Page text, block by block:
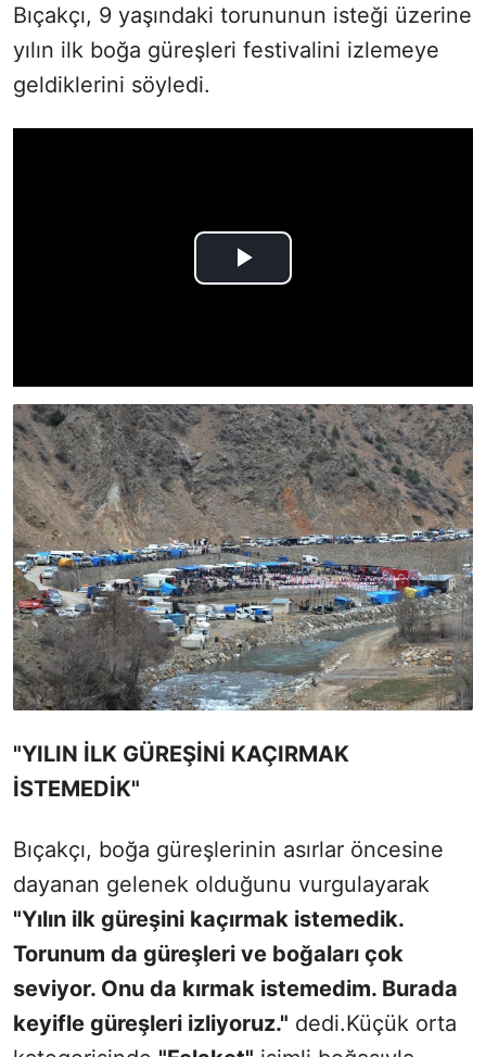
Bıçakçı, 9 yaşındaki torununun isteği üzerine
yılın ilk boğa güreşleri festivalini izlemeye
geldiklerini söyledi.
"YILIN İLK GÜREŞİNİ KAÇIRMAK
İSTEMEDİK"
Bıçakçı, boğa güreşlerinin asırlar öncesine
dayanan gelenek olduğunu vurgulayarak
"Yılın ilk güreşini kaçırmak istemedik.
Torunum da güreşleri ve boğaları çok
seviyor. Onu da kırmak istemedim. Burada
keyifle güreşleri izliyoruz." dedi.Küçük orta